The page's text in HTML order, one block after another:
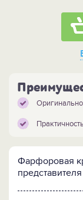
Фарфоровая